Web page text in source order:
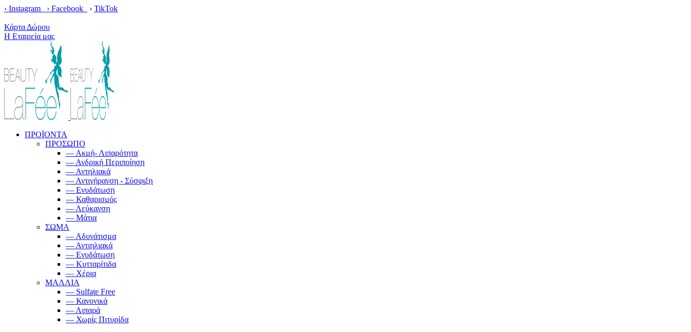
› Instagram › Facebook › TikTok
Κάρτα Δώρου
Η Εταιρεία μας
ΠΡΟΪΟΝΤΑ
ΠΡΟΣΩΠΟ
— Ακμή- Λιπαρότητα
— Ανδρική Περιποίηση
— Αντηλιακά
— Αντιγήρανση - Σύσφιξη
— Ενυδάτωση
— Καθαρισμός
— Λεύκανση
— Μάτια
ΣΩΜΑ
— Αδυνάτισμα
— Αντιηλιακά
— Ενυδάτωση
— Κυτταρίτιδα
— Χέρια
ΜΑΛΛΙΑ
— Sulfate Free
— Κανονικά
— Λιπαρά
— Χωρίς Πιτυρίδα